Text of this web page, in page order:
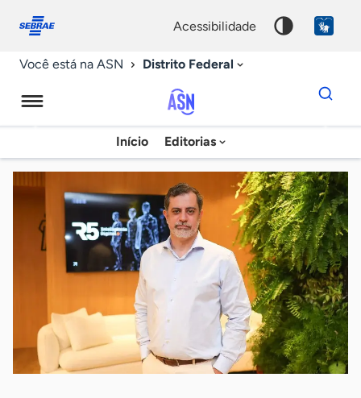
conosco
acessibilidade
Você está na ASN Distrito Federal
Agência
Sebrae
de
Notícias
Início Editorias
Dados
para
chave